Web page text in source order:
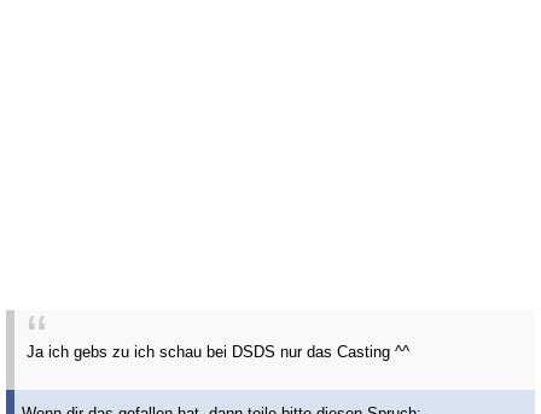
Ja ich gebs zu ich schau bei DSDS nur das Casting ^^